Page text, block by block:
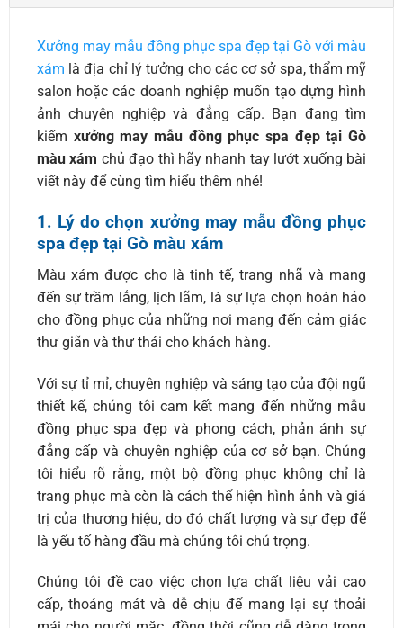
Xưởng may mẫu đồng phục spa đẹp tại Gò với màu
xám là địa chỉ lý tưởng cho các cơ sở spa, thẩm mỹ
salon hoặc các doanh nghiệp muốn tạo dựng hình
ảnh chuyên nghiệp và đẳng cấp. Bạn đang tìm
kiếm xưởng may mẫu đồng phục spa đẹp tại Gò
màu xám chủ đạo thì hãy nhanh tay lướt xuống bài
viết này để cùng tìm hiểu thêm nhé!
1. Lý do chọn xưởng may mẫu đồng phục
spa đẹp tại Gò màu xám
Màu xám được cho là tinh tế, trang nhã và mang
đến sự trầm lắng, lịch lãm, là sự lựa chọn hoàn hảo
cho đồng phục của những nơi mang đến cảm giác
thư giãn và thư thái cho khách hàng.
Với sự tỉ mỉ, chuyên nghiệp và sáng tạo của đội ngũ
thiết kế, chúng tôi cam kết mang đến những mẫu
đồng phục spa đẹp và phong cách, phản ánh sự
đẳng cấp và chuyên nghiệp của cơ sở bạn. Chúng
tôi hiểu rõ rằng, một bộ đồng phục không chỉ là
trang phục mà còn là cách thể hiện hình ảnh và giá
trị của thương hiệu, do đó chất lượng và sự đẹp đẽ
là yếu tố hàng đầu mà chúng tôi chú trọng.
Chúng tôi đề cao việc chọn lựa chất liệu vải cao
cấp, thoáng mát và dễ chịu để mang lại sự thoải